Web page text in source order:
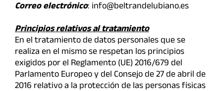
Correo electrónico: info@beltrandelubiano.es
Principios relativos al tratamiento
En el tratamiento de datos personales que se
realiza en el mismo se respetan los principios
exigidos por el Reglamento (UE) 2016/679 del
Parlamento Europeo y del Consejo de 27 de abril de
2016 relativo a la protección de las personas físicas